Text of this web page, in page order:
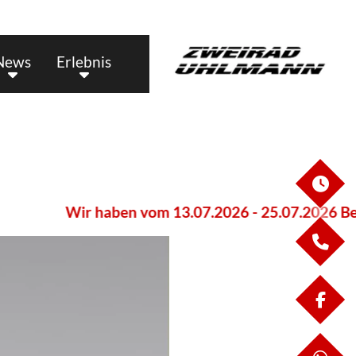
Erlebnis
Wir haben vom 13.07.2026 - 25.07.2026